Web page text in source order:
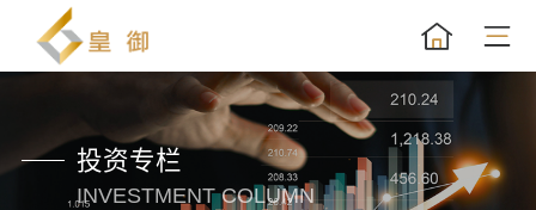
投资专栏
INVESTMENT COLUMN